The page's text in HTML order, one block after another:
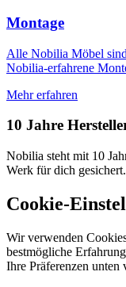
Montage
Alle Nobilia Möbel
Nobilia-erfahrene
Mehr erfahren
10 Jahre
Nobilia steht mit 10
Werk für dich gesichert.
Cookie-
Wir verwenden
bestmögliche
Ihre Präferenzen unten